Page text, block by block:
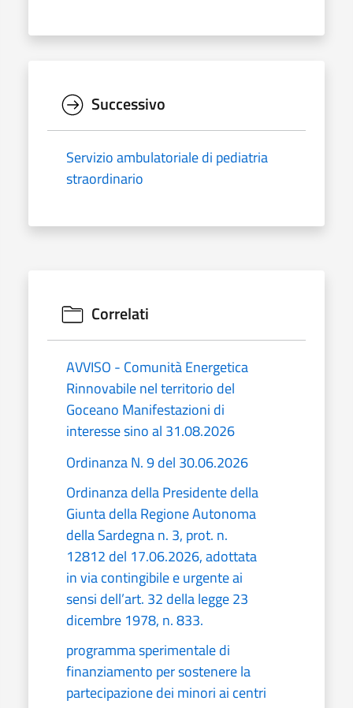
Successivo
Servizio ambulatoriale di pediatria
straordinario
Correlati
AVVISO - Comunità Energetica
Rinnovabile nel territorio del
Goceano Manifestazioni di
interesse sino al 31.08.2026
Ordinanza N. 9 del 30.06.2026
Ordinanza della Presidente della
Giunta della Regione Autonoma
della Sardegna n. 3, prot. n.
12812 del 17.06.2026, adottata
in via contingibile e urgente ai
sensi dell’art. 32 della legge 23
dicembre 1978, n. 833.
programma sperimentale di
finanziamento per sostenere la
partecipazione dei minori ai centri